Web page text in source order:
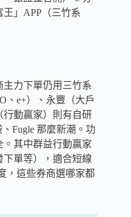
」APP（三竹系
力下單仍用三竹系
、e+）、永豐（大戶
行動贏家）則有自研
Fugle 那麼新潮。功
其中群益行動贏家
單等），適合短線
，這些券商選哪家都